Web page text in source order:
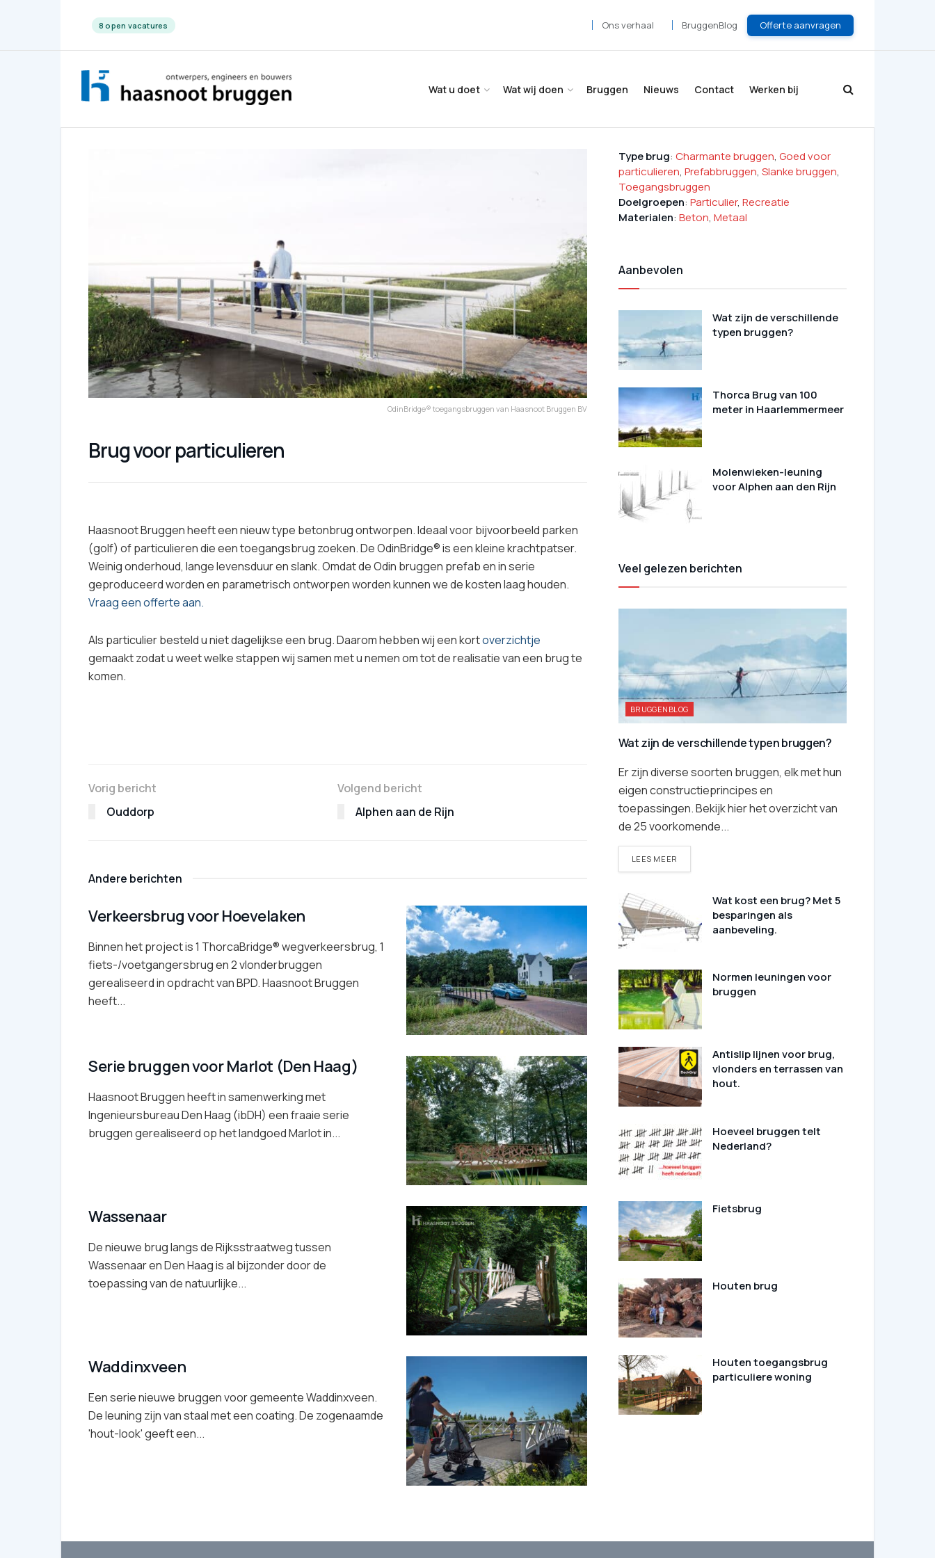
8 open vacatures Offerte aanvragen
Ons verhaal BruggenBlog
Wat u doet Wat wij doen Bruggen Nieuws Contact Werken bij
OdinBridge® toegangsbruggen van Haasnoot Bruggen BV
Brug voor particulieren
Haasnoot Bruggen heeft een nieuw type betonbrug ontworpen. Ideaal voor bijvoorbeeld parken
(golf) of particulieren die een toegangsbrug zoeken. De OdinBridge® is een kleine krachtpatser.
Weinig onderhoud, lange levensduur en slank. Omdat de Odin bruggen prefab en in serie
geproduceerd worden en parametrisch ontworpen worden kunnen we de kosten laag houden.
Vraag een offerte aan.
Als particulier besteld u niet dagelijkse een brug. Daarom hebben wij een kortoverzichtje
gemaakt zodat u weet welke stappen wij samen met u nemen om tot de realisatie van een brug te
komen.
Vorig bericht
Ouddorp
Volgend bericht
Alphen aan de Rijn
Andere berichten
Verkeersbrug voor Hoevelaken
Binnen het project is 1 ThorcaBridge® wegverkeersbrug, 1
fiets-/voetgangersbrug en 2 vlonderbruggen
gerealiseerd in opdracht van BPD. Haasnoot Bruggen
heeft...
Serie bruggen voor Marlot (Den Haag)
Haasnoot Bruggen heeft in samenwerking met
Ingenieursbureau Den Haag (ibDH) een fraaie serie
bruggen gerealiseerd op het landgoed Marlot in...
Wassenaar
De nieuwe brug langs de Rijksstraatweg tussen
Wassenaar en Den Haag is al bijzonder door de
toepassing van de natuurlijke...
Waddinxveen
Een serie nieuwe bruggen voor gemeente Waddinxveen.
De leuning zijn van staal met een coating. De zogenaamde
'hout-look' geeft een...
Type brug: Charmante bruggen, Goed voor
particulieren, Prefabbruggen, Slanke bruggen,
Toegangsbruggen
Doelgroepen: Particulier, Recreatie
Materialen: Beton, Metaal
Aanbevolen
Wat zijn de verschillende
typen bruggen?
Thorca Brug van 100
meter in Haarlemmermeer
Molenwieken-leuning
voor Alphen aan den Rijn
Veel gelezen berichten
BRUGGENBLOG
Wat zijn de verschillende typen bruggen?
Er zijn diverse soorten bruggen, elk met hun
eigen constructieprincipes en
toepassingen. Bekijk hier het overzicht van
de 25 voorkomende...
LEES MEER
Wat kost een brug? Met 5
besparingen als
aanbeveling.
Normen leuningen voor
bruggen
Antislip lijnen voor brug,
vlonders en terrassen van
hout.
Hoeveel bruggen telt
Nederland?
Fietsbrug
Houten brug
Houten toegangsbrug
particuliere woning